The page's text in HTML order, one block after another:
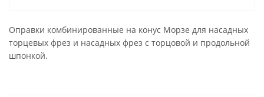
Оправки комбинированные на конус Морзе для насадных
торцевых фрез и насадных фрез с торцовой и продольной
шпонкой.